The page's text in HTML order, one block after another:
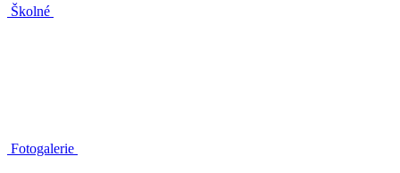
Školné
Fotogalerie